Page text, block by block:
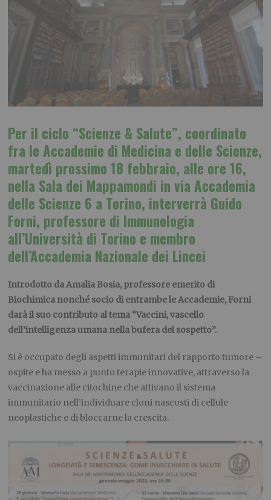
Per il ciclo “Scienze & Salute”, coordinato
fra le Accademie di Medicina e delle Scienze,
martedì prossimo 18 febbraio, alle ore 16,
nella Sala dei Mappamondi in via Accademia
delle Scienze 6 a Torino, interverrà Guido
Forni, professore di Immunologia
all’Università di Torino e membro
dell’Accademia Nazionale dei Lincei
Introdotto da Amalia Bosia, professore emerito di
Biochimica nonché socio di entrambe le Accademie, Forni
darà il suo contributo al tema “Vaccini, vascello
dell’intelligenza umana nella bufera del sospetto”.
Si è occupato degli aspetti immunitari del rapporto tumore –
ospite e ha messo a punto terapie innovative, attraverso la
vaccinazione alle citochine che attivano il sistema
immunitario nell’individuare cloni nascosti di cellule
neoplastiche e di bloccarne la crescita.